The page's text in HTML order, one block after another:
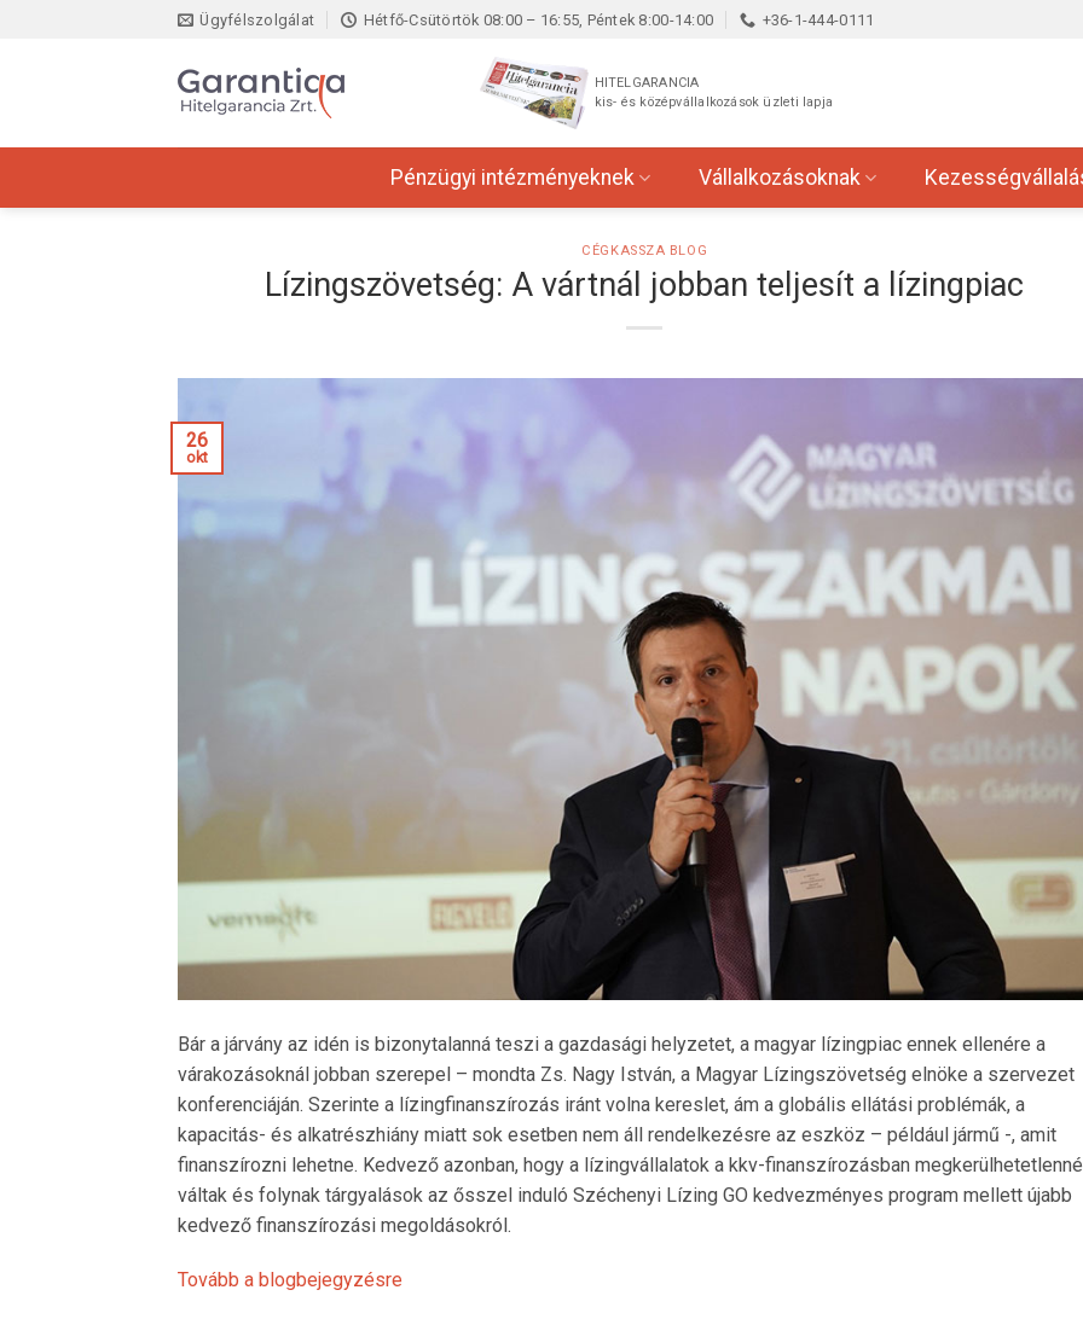
Ügyfélszolgálat Hétfő-Csütörtök 08:00 – 16:55, Péntek 8:00-14:00 +36-1-444-0111
HITELGARANCIA
kis- és középvállalkozások üzleti lapja
Pénzügyi intézményeknek Vállalkozásoknak
CÉGKASSZA BLOG
Lízingszövetség: A vártnál jobban teljesít a lízingpiac
26
okt
Bár a járvány az idén is bizonytalanná teszi a gazdasági helyzetet, a magyar lízingpiac ennek ellenére a
várakozásoknál jobban szerepel – mondta Zs. Nagy István, a Magyar Lízingszövetség elnöke a szervezet
konferenciáján. Szerinte a lízingfinanszírozás iránt volna kereslet, ám a globális ellátási problémák, a
kapacitás- és alkatrészhiány miatt sok esetben nem áll rendelkezésre az eszköz – például jármű -, amit
finanszírozni lehetne. Kedvező azonban, hogy a lízingvállalatok a kkv-finanszírozásban megkerülhetetlenné
váltak és folynak tárgyalások az ősszel induló Széchenyi Lízing GO kedvezményes program mellett újabb
kedvező finanszírozási megoldásokról.
Tovább a blogbejegyzésre